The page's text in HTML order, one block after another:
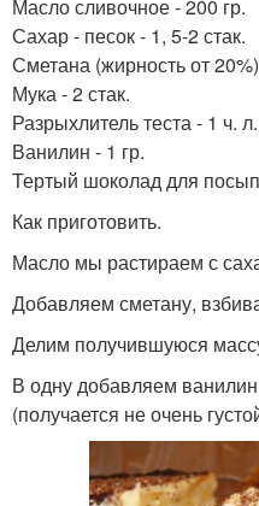
Масло сливочное - 200 гр.
Сахар - песок - 1, 5-2 стак.
Сметана (жирность от
Мука - 2 стак.
Разрыхлитель теста - 1 ч. л.
Ванилин - 1 гр.
Тертый шоколад для
Как приготовить.
Масло мы растираем с
Добавляем сметану,
Делим получившуюся
В одну добавляем
(получается не очень